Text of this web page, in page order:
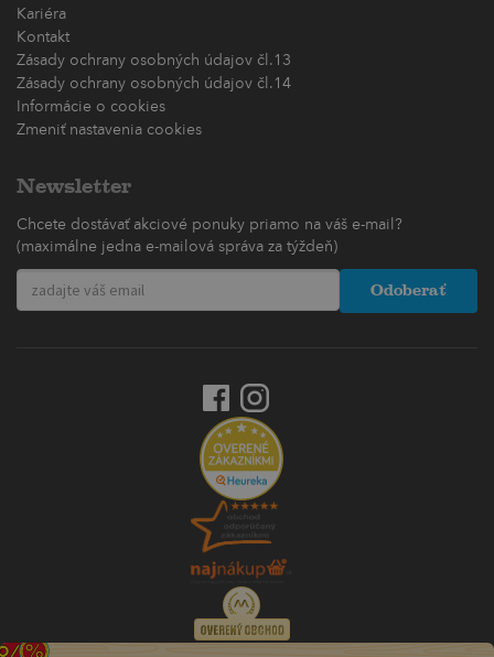
Kariéra
Kontakt
Zásady ochrany osobných údajov čl.13
Zásady ochrany osobných údajov čl.14
Informácie o cookies
Zmeniť nastavenia cookies
Newsletter
Chcete dostávať akciové ponuky priamo na váš e-mail?
(maximálne jedna e-mailová správa za týždeň)
Odoberať